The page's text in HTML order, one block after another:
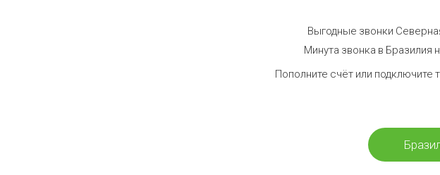
Выгодные звонки
Минута звонка в Бразилия
Пополните счёт или подключите